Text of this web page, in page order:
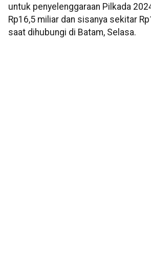
untuk penyelenggaraan Pilkada
Rp16,5 miliar dan sisanya sekitar
saat dihubungi di Batam, Selasa.